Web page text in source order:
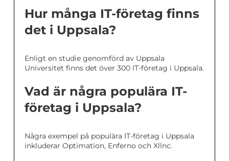
Hur många IT-företag finns
det i Uppsala?
Enligt en studie genomförd av Uppsala
Universitet finns det över 300 IT-företag i Uppsala.
Vad är några populära IT-
företag i Uppsala?
Några exempel på populära IT-företag i Uppsala
inkluderar Optimation, Enferno och Xllnc.